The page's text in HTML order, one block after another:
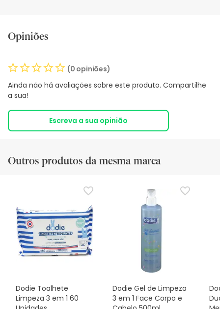
Opiniões
(0 opiniões)
Ainda não há avaliações sobre este produto. Compartilhe
a sua!
Escreva a sua opinião
Outros produtos da mesma marca
Dodie Toalhete
Limpeza 3 em 1 60
Dodie Gel de Limpeza
3 em 1 Face Corpo e